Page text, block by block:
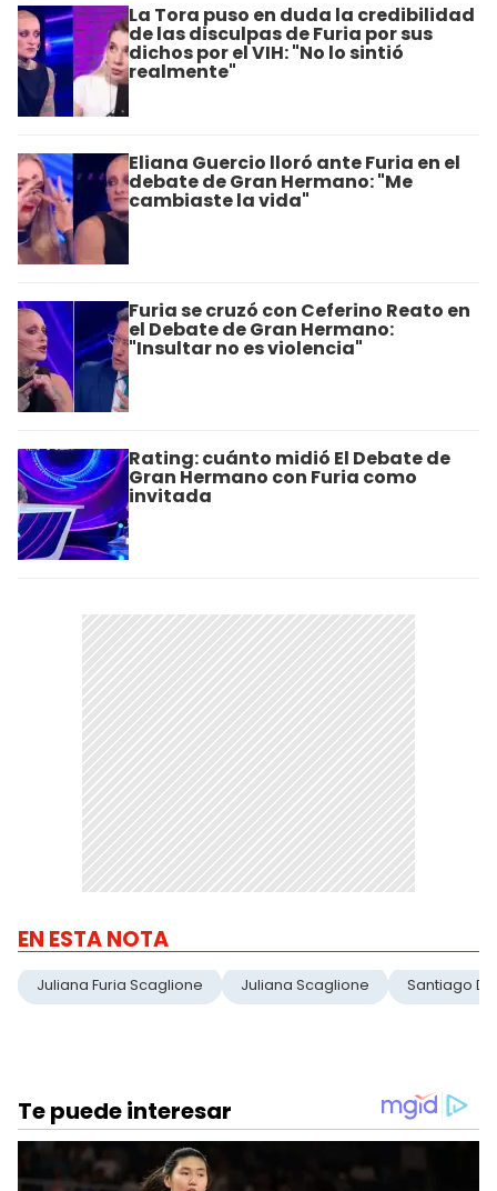
La Tora puso en duda la credibilidad
de las disculpas de Furia por sus
dichos por el VIH: "No lo sintió
realmente"
Eliana Guercio lloró ante Furia en el
debate de Gran Hermano: "Me
cambiaste la vida"
Furia se cruzó con Ceferino Reato en
el Debate de Gran Hermano:
"Insultar no es violencia"
Rating: cuánto midió El Debate de
Gran Hermano con Furia como
invitada
EN ESTA NOTA
Juliana Furia Scaglione Juliana Scaglione Santiago